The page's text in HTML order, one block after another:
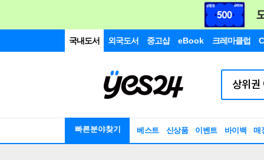
국내도서 외국도서 중고샵 eBook 크레마클럽
빠른분야찾기 베스트 신상품 이벤트 바이백 매